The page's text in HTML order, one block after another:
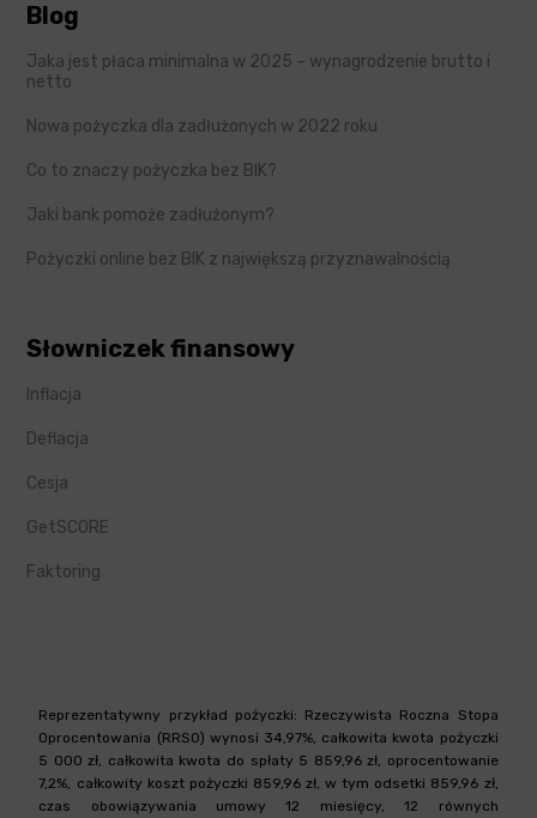
Blog
Jaka jest płaca minimalna w 2025 – wynagrodzenie brutto i
netto
Nowa pożyczka dla zadłużonych w 2022 roku
Co to znaczy pożyczka bez BIK?
Jaki bank pomoże zadłużonym?
Pożyczki online bez BIK z największą przyznawalnością
Słowniczek finansowy
Inflacja
Deflacja
Cesja
GetSCORE
Faktoring
Reprezentatywny przykład pożyczki: Rzeczywista Roczna Stopa
Oprocentowania (RRSO) wynosi 34,97%, całkowita kwota pożyczki
5 000 zł, całkowita kwota do spłaty 5 859,96 zł, oprocentowanie
7,2%, całkowity koszt pożyczki 859,96 zł, w tym odsetki 859,96 zł,
czas obowiązywania umowy 12 miesięcy, 12 równych